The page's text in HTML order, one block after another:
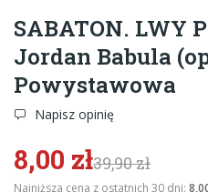
SABATON. LWY
Jordan Babula
Powystawowa
Napisz opinię
8,00 zł39,90 zł
Najniższa cena z ostatnich 30 dni: